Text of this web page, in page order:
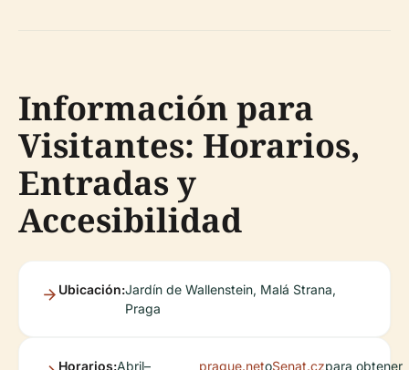
Información para
Visitantes: Horarios,
Entradas y
Accesibilidad
Ubicación:Jardín de Wallenstein, Malá Strana,
Praga
Horarios:Abril– prague.netoSenat.czpara obtener